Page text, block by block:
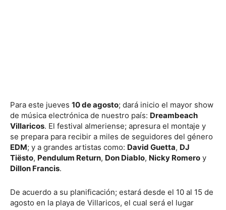
Para este jueves 10 de agosto; dará inicio el mayor show
de música electrónica de nuestro país: Dreambeach
Villaricos. El festival almeriense; apresura el montaje y
se prepara para recibir a miles de seguidores del género
EDM; y a grandes artistas como: David Guetta, DJ
Tiësto, Pendulum Return, Don Diablo, Nicky Romero y
Dillon Francis.
De acuerdo a su planificación; estará desde el 10 al 15 de
agosto en la playa de Villaricos, el cual será el lugar